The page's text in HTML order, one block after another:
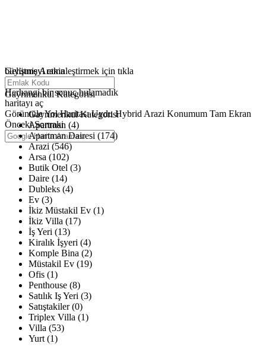
büyütmeyi etkinleştirmek için tıkla
Haritalar yükleniyor
Herhangi bir sonuç bulamadık
haritayı aç
GörüntüleYol Haritası Uydu Hybrid Arazi Konumum Tam Ekran
Önceki Sonraki
Gelişmiş Arama
Gayrimenkul Kategorisi
Gayrimenkul Kategorisi
Apartman (4)
Apartman Dairesi (174)
Arazi (546)
Arsa (102)
Butik Otel (3)
Daire (14)
Dubleks (4)
Ev (3)
İkiz Müstakil Ev (1)
İkiz Villa (17)
İş Yeri (13)
Kiralık İşyeri (4)
Komple Bina (2)
Müstakil Ev (19)
Ofis (1)
Penthouse (8)
Satılık Iş Yeri (3)
Satıştakiler (0)
Triplex Villa (1)
Villa (53)
Yurt (1)